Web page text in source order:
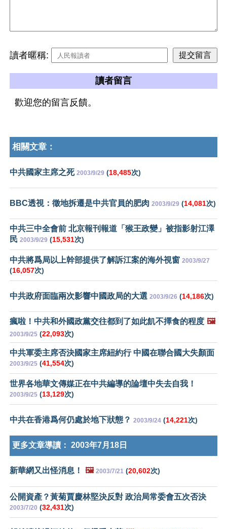
讀者暱稱:
讀者留言
歡迎您的留言反饋。
相關文章：
中共國家主席之死 2003/9/29 (18,485次)
BBC透視：徵地拆遷是中共官員的肥肉 2003/9/29 (14,081次)
中共三中全會前 北京報刊報道「猴王政變」被指影射江澤
民 2003/9/29 (15,531次)
中共將爲局以上幹部提供了解訴江案的海外視窗 2003/9/27
(16,057次)
中共政府面臨兩次影響中國政局的大選 2003/9/26 (14,186次)
瘋啦！中共和外國政黨交往都到了如此飢不擇食的程度 🖼️
2003/9/25 (22,093次)
中共軍委主席否決國家主席紐約行 中國在聯合國大失顏面
2003/9/25 (41,554次)
世界各地華文傳媒正在中共編導的論壇中失去自我！
2003/9/25 (13,129次)
中共在香港爲何仍處於地下狀態？ 2003/9/24 (14,221次)
更多文章導讀： 2003年7月18日
新華網又出怪消息！ 🖼️ 2003/7/21 (20,602次)
公開資產？黃菊賈慶林堅決反對 政治局常委會五次否決
2003/7/20 (32,431次)